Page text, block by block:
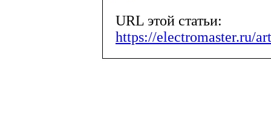
URL этой статьи:
https://electromaster.ru/